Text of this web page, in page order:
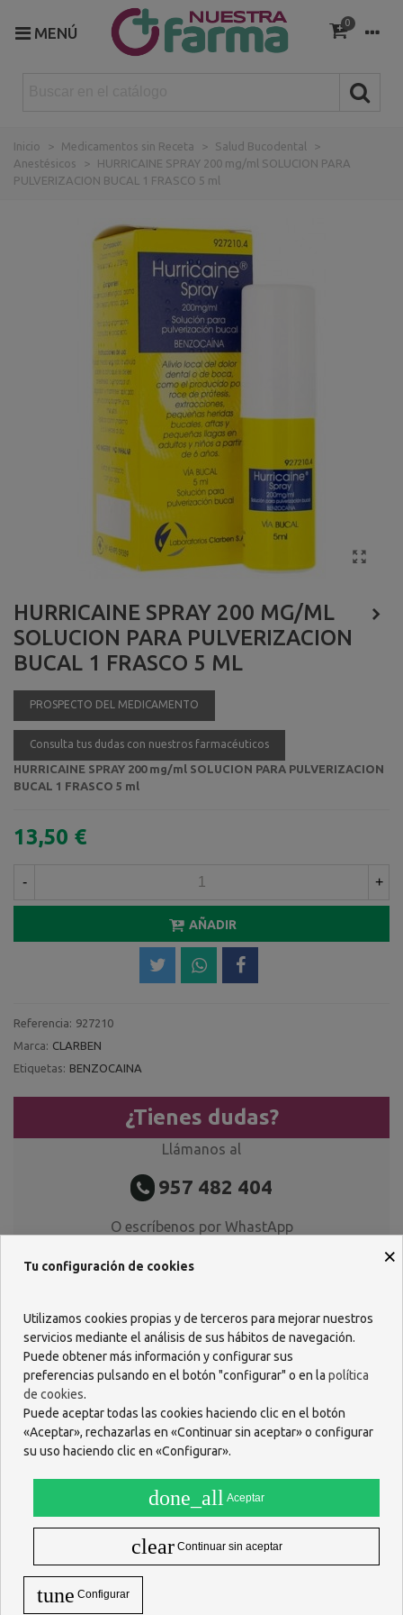
MENÚ
0
Inicio > Medicamentos sin Receta > Salud Bucodental
>
Anestésicos
>
HURRICAINE SPRAY 200 mg/ml SOLUCION PARA
PULVERIZACION BUCAL 1 FRASCO 5 ml
HURRICAINE SPRAY 200 MG/ML
SOLUCION PARA PULVERIZACION
BUCAL 1 FRASCO 5 ML
PROSPECTO DEL MEDICAMENTO
Consulta tus dudas con nuestros farmacéuticos
HURRICAINE SPRAY 200 mg/ml SOLUCION PARA PULVERIZACION
BUCAL 1 FRASCO 5 ml
13,50 €
- +
AÑADIR
Referencia: 927210
Marca: CLARBEN
Etiquetas: BENZOCAINA
¿Tienes dudas?
Llámanos al
957 482 404
O escríbenos por WhastApp
618 085 736
Descripción
×
Tu configuración de cookies
Utilizamos cookies propias y de terceros para mejorar nuestros
servicios mediante el análisis de sus hábitos de navegación.
Puede obtener más información y configurar sus
preferencias pulsando en el botón "configurar" o en la política
de cookies.
Puede aceptar todas las cookies haciendo clic en el botón
«Aceptar», rechazarlas en «Continuar sin aceptar» o configurar
su uso haciendo clic en «Configurar».
done_all Aceptar
clear Continuar sin aceptar
tune Configurar